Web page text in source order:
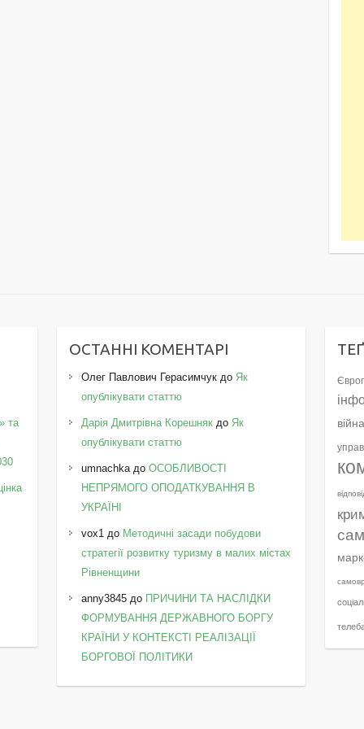
та
ОСТАННІ КОМЕНТАРІ
Олег Павлович Герасимчук до Як
опублікувати статтю
Дарія Дмитрівна Корешняк до Як
опублікувати статтю
umnachkaдоОСОБЛИВОСТІ
НЕПРЯМОГО ОПОДАТКУВАННЯ В
УКРАЇНІ
vox1 до Методичні засади побудови
стратегії розвитку туризму в малих містах
Рівненщини
anny3845 до ПРИЧИНИ ТА НАСЛІДКИ
ФОРМУВАННЯ ДЕРЖАВНОГО БОРГУ
КРАЇНИ У КОНТЕКСТІ РЕАЛІЗАЦІЇ
БОРГОВОЇ ПОЛІТИКИ
війна